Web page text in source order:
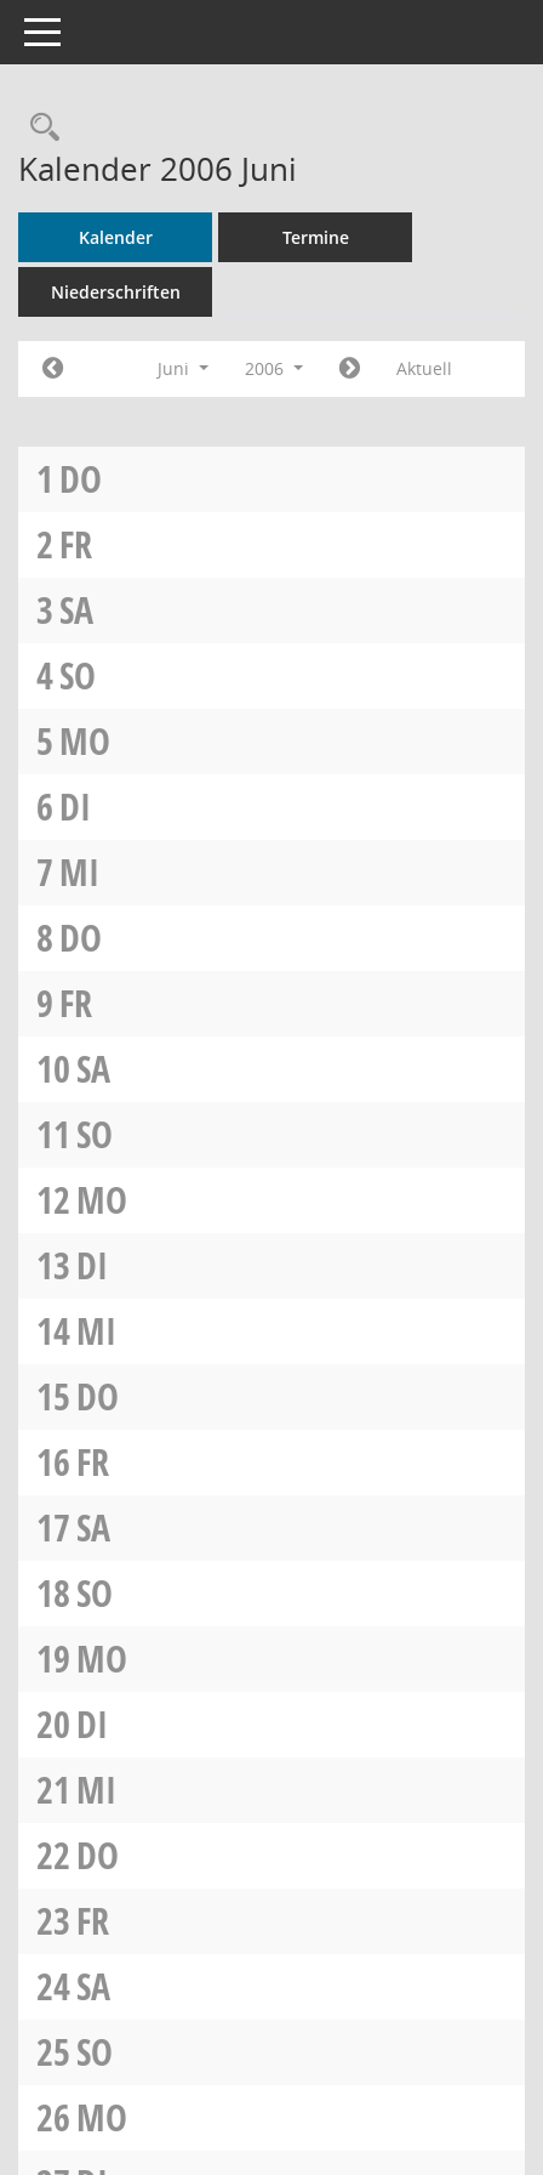
Toggle navigation
Rechercheauswahl
Kalender 2006 Juni
Kalender Termine
Niederschriften
Juni 2006 Aktuell
1 DO
2FR
3SA
4SO
5MO
6DI
7MI
8DO
9FR
10SA
11 SO
12MO
13DI
14MI
15DO
16FR
17SA
18SO
19MO
20DI
21 MI
22DO
23FR
24SA
25SO
26MO